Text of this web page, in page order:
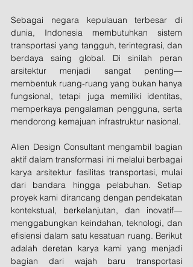
Sebagai negara kepulauan terbesar di
dunia, Indonesia membutuhkan sistem
transportasi yang tangguh, terintegrasi, dan
berdaya saing global. Di sinilah peran
arsitektur menjadi sangat penting—
membentuk ruang-ruang yang bukan hanya
fungsional, tetapi juga memiliki identitas,
memperkaya pengalaman pengguna, serta
mendorong kemajuan infrastruktur nasional.
Alien Design Consultant mengambil bagian
aktif dalam transformasi ini melalui berbagai
karya arsitektur fasilitas transportasi, mulai
dari bandara hingga pelabuhan. Setiap
proyek kami dirancang dengan pendekatan
kontekstual, berkelanjutan, dan inovatif—
menggabungkan keindahan, teknologi, dan
efisiensi dalam satu kesatuan ruang. Berikut
adalah deretan karya kami yang menjadi
bagian dari wajah baru transportasi